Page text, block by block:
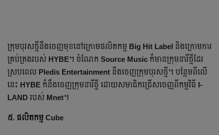
ក្រុមបុរសថ្មី​នឹង​ចេញ​មុខ​នៅក្រោម​ផលិតកម្ម Big Hit Label និងក្រោម​ការ
គ្រប់គ្រងរបស់ HYBE។ ចំណែក​ Source Music ក៏មាន​ក្រុមនារី​ថ្មី​ដែរ
ស្របពេល​ Pledis Entertainment នឹង​ចេញ​ក្រុមបុរសថ្មី។ បន្ថែម​ពីលើ
នេះ​ HYBE ក៏នឹង​ចេញ​ក្រុមនារីថ្មី ដោយសមាជិក​ជ្រើសចេញពីកម្មវិធី I-
LAND របស់ Mnet។
៥. ផលិតកម្ម Cube